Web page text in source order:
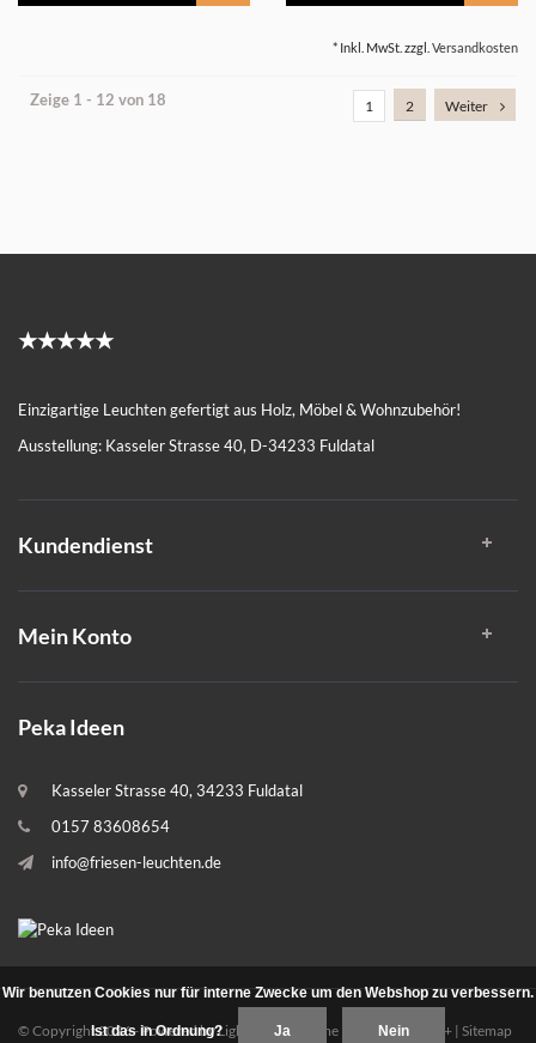
* Inkl. MwSt. zzgl. Versandkosten
Zeige 1 - 12 von 18 1 2 Weiter
★★★★★
Einzigartige Leuchten gefertigt aus Holz, Möbel & Wohnzubehör!
Ausstellung: Kasseler Strasse 40, D-34233 Fuldatal
Kundendienst
Mein Konto
Peka Ideen
Kasseler Strasse 40, 34233 Fuldatal
0157 83608654
info@friesen-leuchten.de
© Copyright 2026 - Powered byLightspeed- Theme By DMWSx Plus+ | Sitemap
Wir benutzen Cookies nur für interne Zwecke um den Webshop zu verbessern.
Ist das in Ordnung? Ja Nein